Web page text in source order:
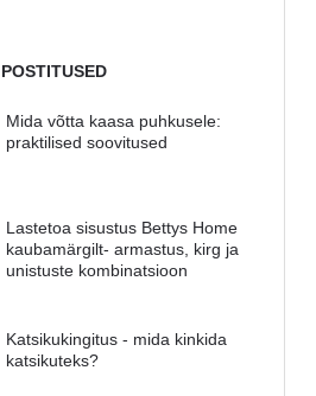
Mida võtta kaasa puhkusele:
praktilised soovitused
Lastetoa sisustus Bettys Home
kaubamärgilt- armastus, kirg ja
unistuste kombinatsioon
Katsikukingitus - mida kinkida
katsikuteks?